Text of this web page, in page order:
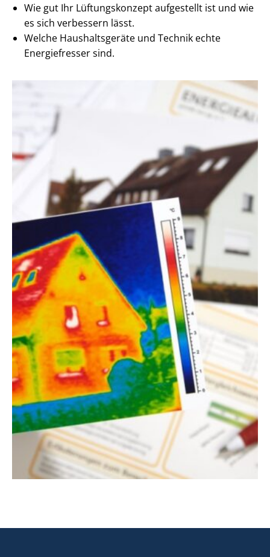
Wie gut Ihr Lüftungskonzept aufgestellt ist und wie
es sich verbessern lässt.
Welche Haushaltsgeräte und Technik echte
Energiefresser sind.